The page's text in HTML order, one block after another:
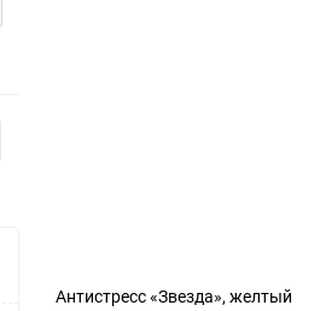
Антистресс «Звезда», желтый